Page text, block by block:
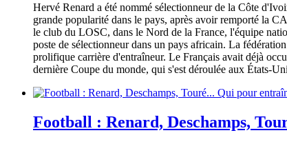
Hervé Renard a été nommé sélectionneur de la Côte
grande popularité dans le pays, après avoir remporté la
le club du LOSC, dans le Nord de la France, l'équipe
poste de sélectionneur dans un pays africain. La
prolifique carrière d'entraîneur. Le Français avait déjà
dernière Coupe du monde, qui s'est déroulée aux États-
Football : Renard, Deschamps,